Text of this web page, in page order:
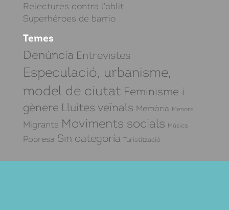
Relectures contra l'oblit
Superhéroes de barrio
Temes
Denúncia Entrevistes
Especulació, urbanisme,
model de ciutat Feminisme i
gènere Lluites veïnals Memòria Menors
Migrants Moviments socials Música
Pobresa Sin categoría Turistització